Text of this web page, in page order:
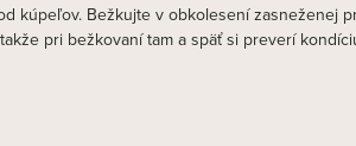
kúpeľov. Bežkujte v obkolesení zasneženej
pri bežkovaní tam a späť si preverí